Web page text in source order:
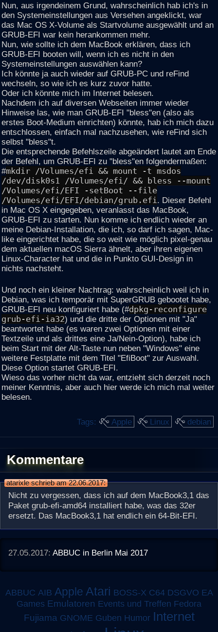
Nun, aus irgendeinem Grund, wahrscheinlich hab ich's in
den Systemeinstellungen aus Versehen angeklickt, war
das Mac OS X-Volume als Startvolume ausgewählt und an
GRUB-EFI war kein herankommen mehr.
Nun, wie sollte ich dem MacBook erklären, dass ich
GRUB-EFI booten will, wenn ich es nicht in den
Systemeinstellungen auswählen kann?
Ich könnte ja auch wieder auf GRUB-PC und reFind
wechseln, so wie ich es kurz zuvor hatte.
Oder ich könnte mich im Internet belesen.
Nachdem ich auf diversen Webseiten immer wieder
Hinweise las, wie man GRUB-EFI "bless"en (also als
erstes Boot-Medium einrichten) könnte, hab ich mich dazu
entschlossen, einfach mal nachzusehen, wie reFind sich
selbst "bless"t.
Die entsprechende Befehlszeile abgeändert lautet am Ende
der Befehl, um GRUB-EFI zu "bless"en folgendermaßen:
#mkdir /Volumes/efi && mount -t msdos
/dev/disk0s1 /Volumes/efi/ && bless --mount
/Volumes/efi/EFI -setBoot --file
/Volumes/efi/EFI/debian/grub.efi. Dieser Befehl
in Mac OS X eingegeben, veranlasst das MacBook,
GRUB-EFI zu starten. Nun komme ich endlich wieder an
meine Debian-Installation, die ich, so darf ich sagen, Mac-
like eingerichtet habe, die so weit wie möglich pixel-genau
dem aktuellen macOS Sierra ähnelt, aber ihren eigenen
Linux-Character hat und die in Punkto GUI-Design in
nichts nachsteht.
Und noch ein kleiner Nachtrag: wahrscheinlich weil ich in
Debian, was ich temporär mit SuperGRUB gebootet habe,
GRUB-EFI neu konfiguriert habe (#dpkg-reconfigure
grub-efi-ia32) und die dritte der Optionen mit "Ja"
beantwortet habe (es waren zwei Optionen mit einer
Textzeile und als drittes eine Ja/Nein-Option), habe ich
beim Start mit der Alt-Taste nun neben "Windows" eine
weitere Festplatte mit dem Titel "EfiBoot" zur Auswahl.
Diese Option startet GRUB-EFI.
Wieso das vorher nicht da war, entzieht sich derzeit noch
meiner Kenntnis, aber auch hier werde ich mich mal weiter
belesen.
Tags: Apple Linux debian
Kommentare
atarixle schrieb am 22.06.2017:
Nicht zu vergessen, dass ich auf dem MacBook3,1 das
Paket grub-efi-amd64 installiert habe, was das 32er
ersetzt. Das MacBook3,1 hat endlich ein 64-Bit-EFI.
27.05.2017:ABBUC in Berlin Mai 2017
ABBUC AIB Apple Atari BOSS-X C64 DSGVO EA
Games Emulatoren Events und Treffen Fedora
Fujiama GNOME Guben Humor Internet